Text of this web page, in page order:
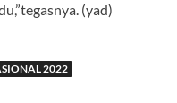
(yad)
2022